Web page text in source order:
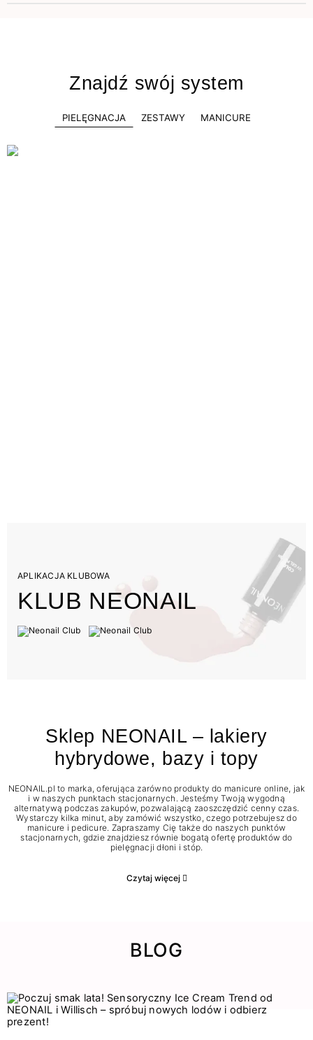
Znajdź swój system
PIELĘGNACJA ZESTAWY MANICURE
APLIKACJA KLUBOWA
KLUB NEONAIL
Sklep NEONAIL – lakiery
hybrydowe, bazy i topy
NEONAIL.pl to marka, oferująca zarówno produkty do manicure online, jak
i w naszych punktach stacjonarnych. Jesteśmy Twoją wygodną
alternatywą podczas zakupów, pozwalającą zaoszczędzić cenny czas.
Wystarczy kilka minut, aby zamówić wszystko, czego potrzebujesz do
manicure i pedicure. Zapraszamy Cię także do naszych punktów
stacjonarnych, gdzie znajdziesz równie bogatą ofertę produktów do
pielęgnacji dłoni i stóp.
Czytaj więcej
BLOG